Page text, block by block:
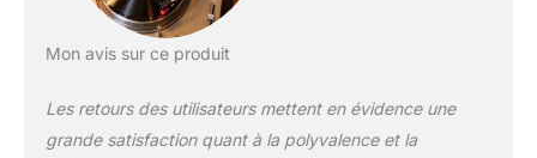
Mon avis sur ce produit
Les retours des utilisateurs mettent en évidence une
grande satisfaction quant à la polyvalence et la